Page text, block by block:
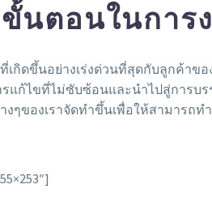
นตอนในการ
ดขึ้นอย่างเร่งด่วนที่สุดกับลูกค้าขอ
ก้ไขที่ไม่ซับซ้อนและนำไปสู่การบ
ของเราจัดทำขึ้นเพื่อให้สามารถ